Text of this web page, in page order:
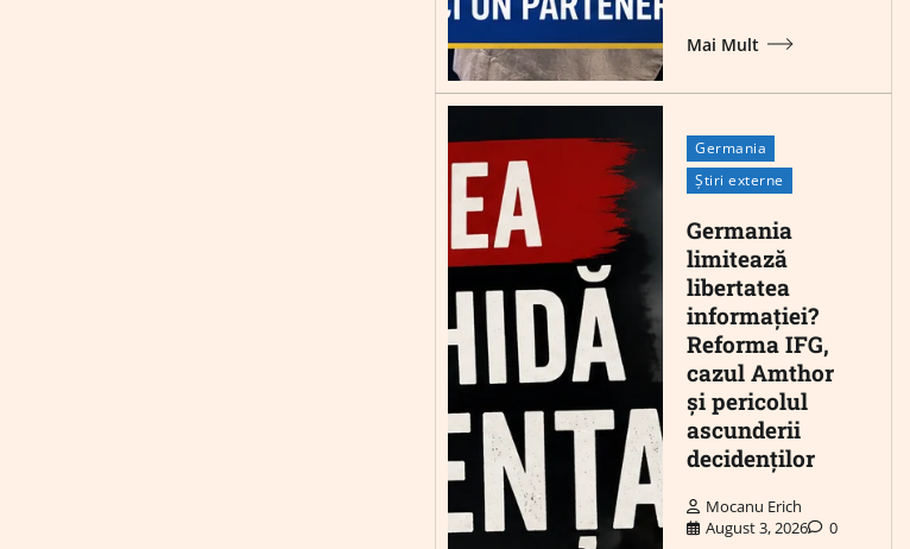
Mai Mult
Germania
Știri externe
Germania
limitează
libertatea
informației?
Reforma IFG,
cazul Amthor
și pericolul
ascunderii
decidenților
Mocanu Erich
August 3, 2026
0